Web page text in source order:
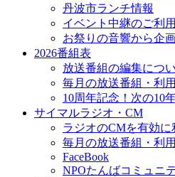
丹波市ランチ情報
イベント中継のご利用
お祭りの音響から企
2026番組表
放送番組の編集につ
毎月の放送番組・利
10周年記念！次の10
サイマルラジオ・CM
ラジオのCMを有効
毎月の放送番組・利
FaceBook
NPOたんばコミュニ